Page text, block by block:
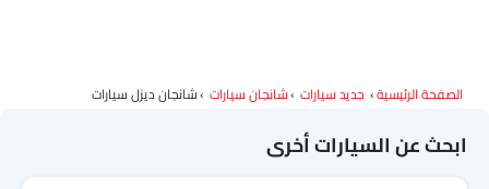
الصفحة الرئيسية جديد سيارات شانجان سيارات شانجان ديزل سيارات
ابحث عن السيارات أخرى